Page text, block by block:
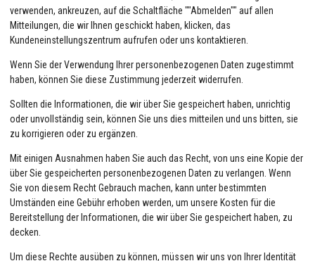
verwenden, ankreuzen, auf die Schaltfläche ""Abmelden"" auf allen
Mitteilungen, die wir Ihnen geschickt haben, klicken, das
Kundeneinstellungszentrum aufrufen oder uns kontaktieren.
Wenn Sie der Verwendung Ihrer personenbezogenen Daten zugestimmt
haben, können Sie diese Zustimmung jederzeit widerrufen.
Sollten die Informationen, die wir über Sie gespeichert haben, unrichtig
oder unvollständig sein, können Sie uns dies mitteilen und uns bitten, sie
zu korrigieren oder zu ergänzen.
Mit einigen Ausnahmen haben Sie auch das Recht, von uns eine Kopie der
über Sie gespeicherten personenbezogenen Daten zu verlangen. Wenn
Sie von diesem Recht Gebrauch machen, kann unter bestimmten
Umständen eine Gebühr erhoben werden, um unsere Kosten für die
Bereitstellung der Informationen, die wir über Sie gespeichert haben, zu
decken.
Um diese Rechte ausüben zu können, müssen wir uns von Ihrer Identität